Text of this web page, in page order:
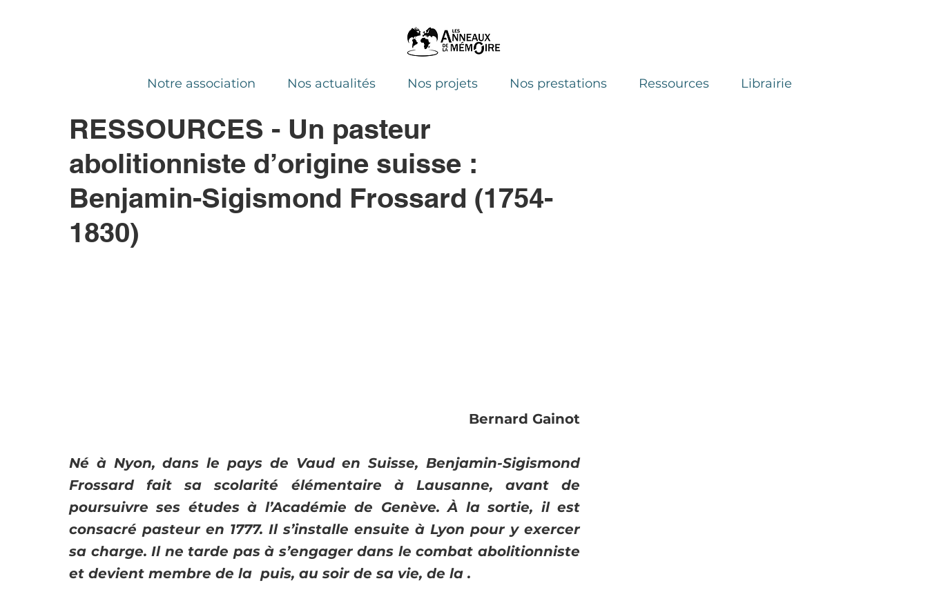
Notre association Nos actualités Nos projets Nos prestations Ressources Librairie
RESSOURCES - Un pasteur
abolitionniste d’origine suisse :
Benjamin-Sigismond Frossard (1754-
1830)
Bernard Gainot
Né à Nyon, dans le pays de Vaud en Suisse, Benjamin-Sigismond
Frossard fait sa scolarité élémentaire à Lausanne, avant de
poursuivre ses études à l’Académie de Genève. À la sortie, il est
consacré pasteur en 1777. Il s’installe ensuite à Lyon pour y exercer
sa charge. Il ne tarde pas à s’engager dans le combat abolitionniste
et devient membre de la  puis, au soir de sa vie, de la .